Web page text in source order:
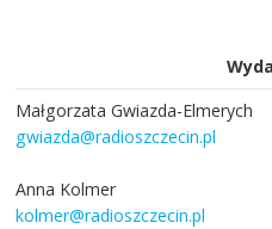
Małgorzata Gwiazda-Elmerych
gwiazda@radioszczecin.pl
Anna Kolmer
kolmer@radioszczecin.pl